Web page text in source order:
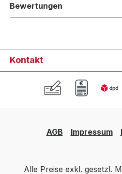
Bewertungen
Kontakt
AGB Impressum
Alle Preise exkl. gesetzl.